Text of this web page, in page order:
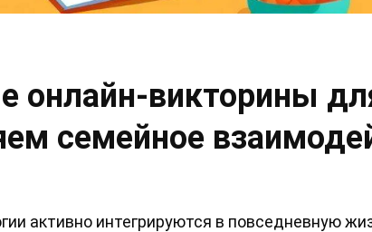
онлайн-викторины
семейное
активно интегрируются в повседневную